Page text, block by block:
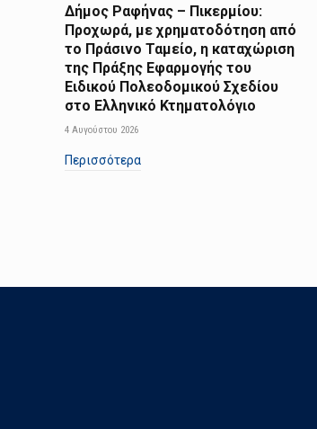
Δήμος Ραφήνας – Πικερμίου:
Προχωρά, με χρηματοδότηση από
το Πράσινο Ταμείο, η καταχώριση
της Πράξης Εφαρμογής του
Ειδικού Πολεοδομικού Σχεδίου
στο Ελληνικό Κτηματολόγιο
4 Αυγούστου 2026
Περισσότερα